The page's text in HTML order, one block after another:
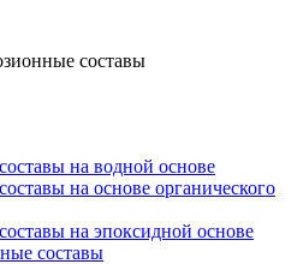
составы
на водной основе
на основе органического
на эпоксидной основе
составы